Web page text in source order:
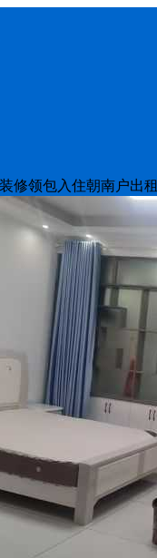
修领包入住朝南户出租